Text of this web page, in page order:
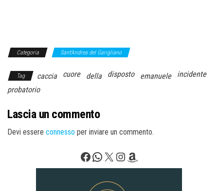
Categoria Sant'Andrea del Garigliano
Tag caccia cuore della disposto emanuele
incidente
probatorio
Lascia un commento
Devi essere connesso per inviare un commento.
Facebook
WhatsApp
X Instagram
Amazon